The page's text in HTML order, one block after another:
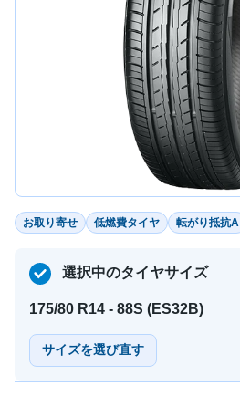
お取り寄せ 低燃費タイヤ 転がり抵抗A
選択中のタイヤサイズ
175/80 R14 - 88S (ES32B)
サイズを選び直す